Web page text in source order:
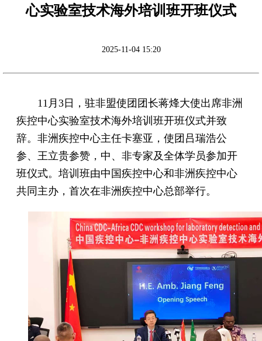
心实验室技术海外培训班开班仪式
2025-11-04 15:20
11月3日，驻非盟使团团长蒋烽大使出席非洲
疾控中心实验室技术海外培训班开班仪式并致
辞。非洲疾控中心主任卡塞亚，使团吕瑞浩公
参、王立贵参赞，中、非专家及全体学员参加开
班仪式。培训班由中国疾控中心和非洲疾控中心
共同主办，首次在非洲疾控中心总部举行。